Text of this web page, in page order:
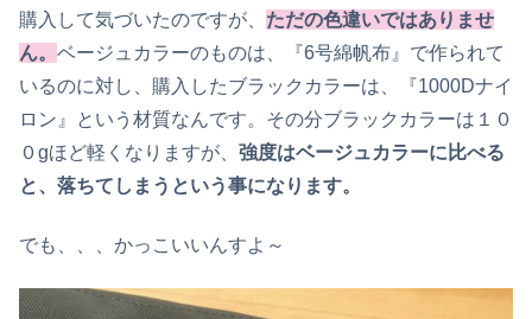
購入して気づいたのですが、 ただの色違いではありませ
ん。 ベージュカラーのものは、『6号綿帆布』で作られて
いるのに対し、購入したブラックカラーは、『1000Dナイ
ロン』という材質なんです。その分ブラックカラーは１０
０gほど軽くなりますが、 強度はベージュカラーに比べる
と、落ちてしまうという事になります。
でも、、、かっこいいんすよ～